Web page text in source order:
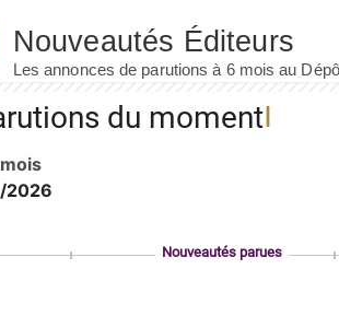
du moment
2026
Nouveautés parues